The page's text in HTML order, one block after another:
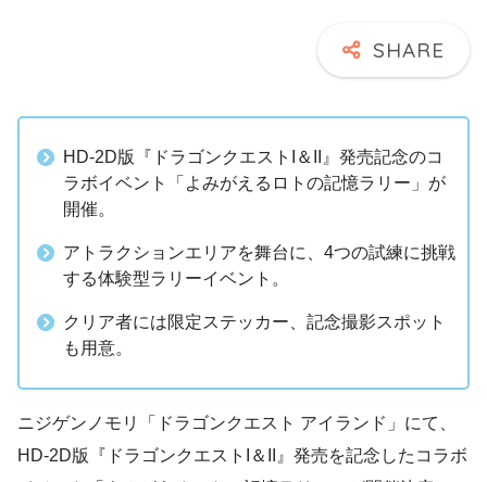
HD-2D版『ドラゴンクエストI＆II』発売記念のコ
ラボイベント「よみがえるロトの記憶ラリー」が
開催。
アトラクションエリアを舞台に、4つの試練に挑戦
する体験型ラリーイベント。
クリア者には限定ステッカー、記念撮影スポット
も用意。
ニジゲンノモリ「ドラゴンクエスト アイランド」にて、
HD-2D版『ドラゴンクエストI＆II』発売を記念したコラボ